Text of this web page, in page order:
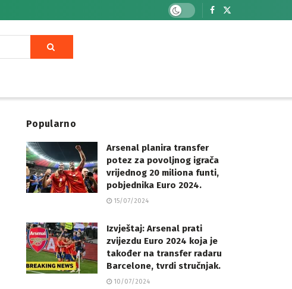
Popularno
Arsenal planira transfer
potez za povoljnog igrača
vrijednog 20 miliona funti,
pobjednika Euro 2024.
15/07/2024
Izvještaj: Arsenal prati
zvijezdu Euro 2024 koja je
također na transfer radaru
Barcelone, tvrdi stručnjak.
10/07/2024